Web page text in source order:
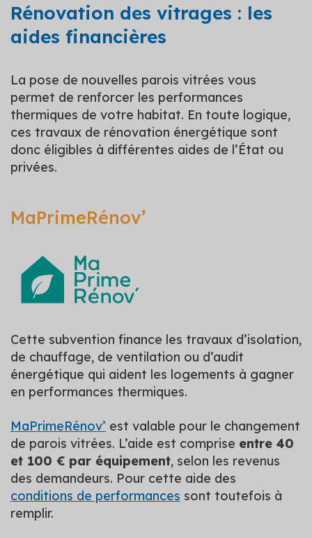
Rénovation des vitrages : les
aides financières
La pose de nouvelles parois vitrées vous
permet de renforcer les performances
thermiques de votre habitat. En toute logique,
ces travaux de rénovation énergétique sont
donc éligibles à différentes aides de l’État ou
privées.
MaPrimeRénov’
Cette subvention finance les travaux d’isolation,
de chauffage, de ventilation ou d’audit
énergétique qui aident les logements à gagner
en performances thermiques.
MaPrimeRénov’ est valable pour le changement
de parois vitrées. L’aide est comprise entre 40
et 100 € par équipement, selon les revenus
des demandeurs. Pour cette aide des
conditions de performances sont toutefois à
remplir.